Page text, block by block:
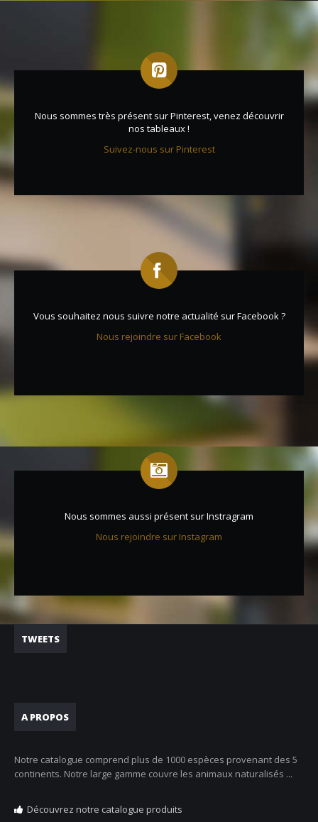
Nous sommes très présent sur Pinterest, venez découvrir
nos tableaux !
Suivez-nous sur Pinterest
Vous souhaitez nous suivre notre actualité sur Facebook ?
Nous rejoindre sur Facebook
Nous sommes aussi présent sur Instragram
Nous rejoindre sur Instagram
TWEETS
A PROPOS
Notre catalogue comprend plus de 1000 espèces provenant des 5
continents. Notre large gamme couvre les animaux naturalisés ...
Découvrez notre catalogue produits